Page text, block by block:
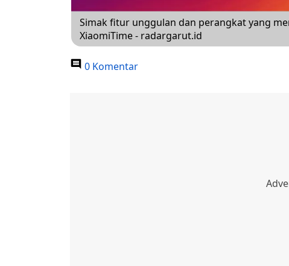
Simak fitur unggulan dan perangkat yang
XiaomiTime - radargarut.id
0 Komentar